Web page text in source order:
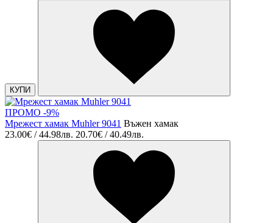
КУПИ
ПРОМО -9%
Мрежест хамак Muhler 9041 Въжен хамак
23.00€ / 44.98лв. 20.70€ / 40.49лв.